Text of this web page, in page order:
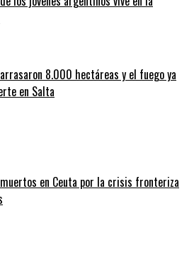
8.000 hectáreas y el fuego ya
en Salta
en Ceuta por la crisis fronteriza